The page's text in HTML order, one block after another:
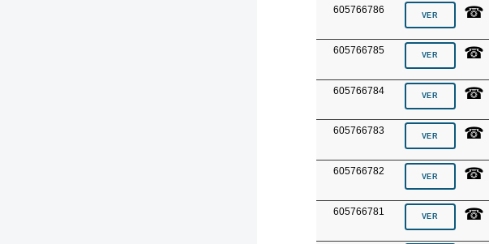
605766786 ☎
605766785 ☎
605766784 ☎
605766783 ☎
605766782 ☎
605766781 ☎